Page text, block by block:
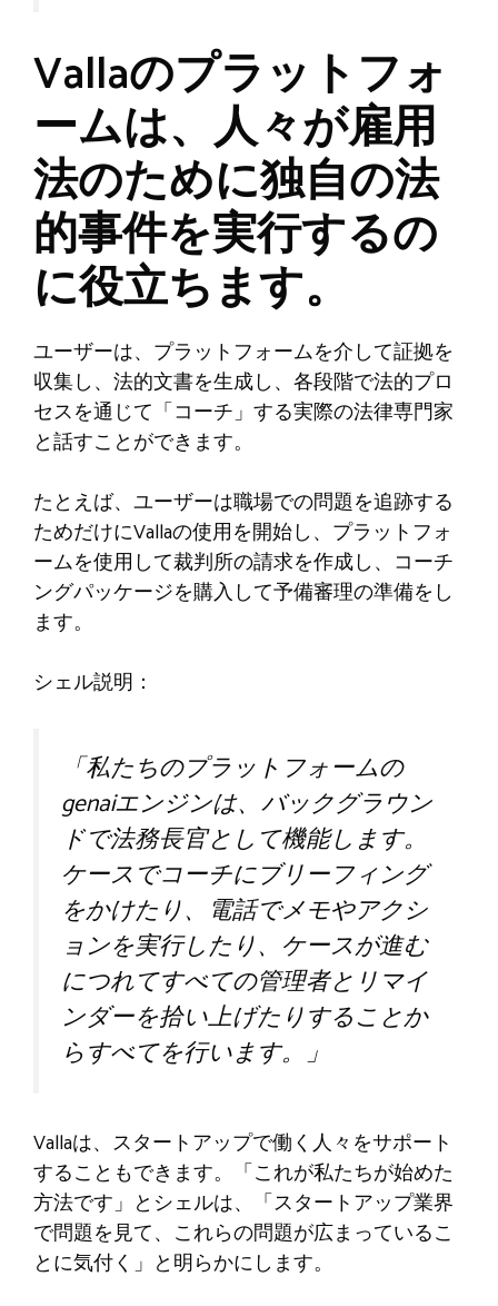
Vallaのプラットフォ
ームは、人々が雇用
法のために独自の法
的事件を実行するの
に役立ちます。
ユーザーは、プラットフォームを介して証拠を
収集し、法的文書を生成し、各段階で法的プロ
セスを通じて「コーチ」する実際の法律専門家
と話すことができます。
たとえば、ユーザーは職場での問題を追跡する
ためだけにVallaの使用を開始し、プラットフォ
ームを使用して裁判所の請求を作成し、コーチ
ングパッケージを購入して予備審理の準備をし
ます。
シェル説明：
「私たちのプラットフォームの
genaiエンジンは、バックグラウン
ドで法務長官として機能します。
ケースでコーチにブリーフィング
をかけたり、電話でメモやアクシ
ョンを実行したり、ケースが進む
につれてすべての管理者とリマイ
ンダーを拾い上げたりすることか
らすべてを行います。」
Vallaは、スタートアップで働く人々をサポート
することもできます。「これが私たちが始めた
方法です」とシェルは、「スタートアップ業界
で問題を見て、これらの問題が広まっているこ
とに気付く」と明らかにします。